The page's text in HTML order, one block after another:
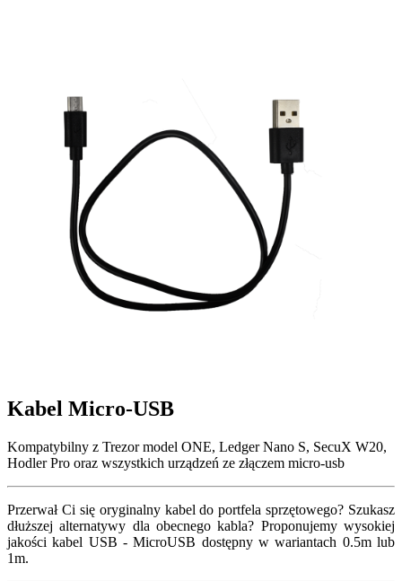
Kabel Micro-USB
Kompatybilny z Trezor model ONE, Ledger Nano S, SecuX W20,
Hodler Pro oraz wszystkich urządzeń ze złączem micro-usb
Przerwał Ci się oryginalny kabel do portfela sprzętowego? Szukasz
dłuższej alternatywy dla obecnego kabla? Proponujemy wysokiej
jakości kabel USB - MicroUSB dostępny w wariantach 0.5m lub
1m.